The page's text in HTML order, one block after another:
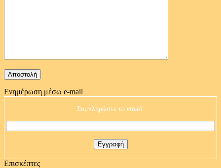
Ενημέρωση μέσω e-mail
Συμπληρώστε το email:
Επισκέπτες